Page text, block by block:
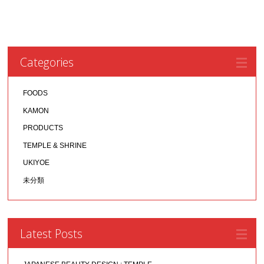
Categories
FOODS
KAMON
PRODUCTS
TEMPLE & SHRINE
UKIYOE
未分類
Latest Posts